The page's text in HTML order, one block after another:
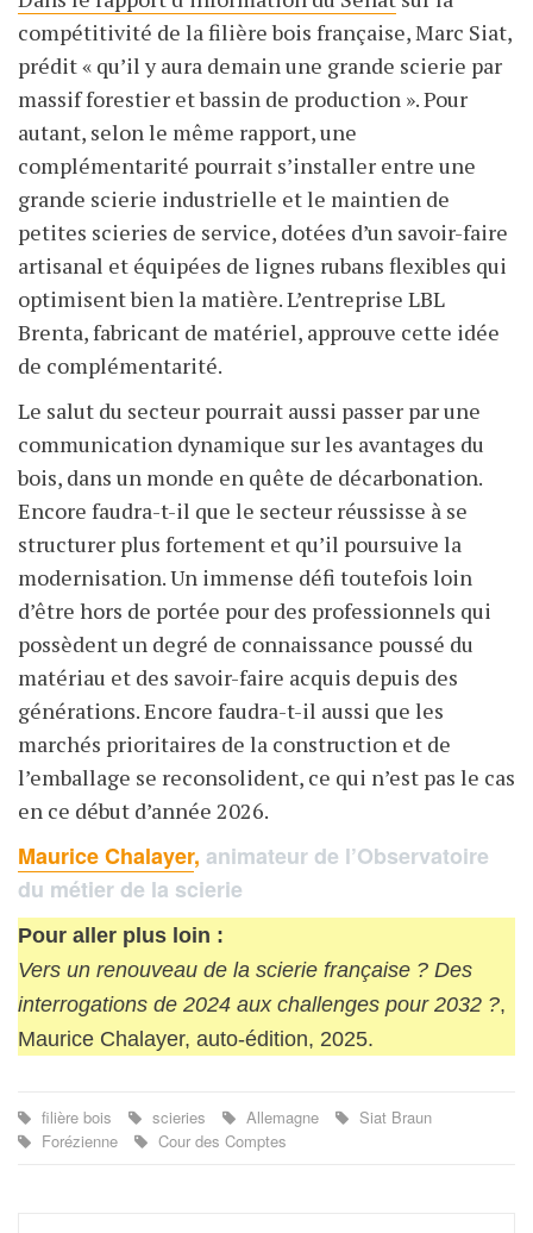
compétitivité de la filière bois française, Marc Siat,
prédit « qu’il y aura demain une grande scierie par
massif forestier et bassin de production ». Pour
autant, selon le même rapport, une
complémentarité pourrait s’installer entre une
grande scierie industrielle et le maintien de
petites scieries de service, dotées d’un savoir-faire
artisanal et équipées de lignes rubans flexibles qui
optimisent bien la matière. L’entreprise LBL
Brenta, fabricant de matériel, approuve cette idée
de complémentarité.
Le salut du secteur pourrait aussi passer par une
communication dynamique sur les avantages du
bois, dans un monde en quête de décarbonation.
Encore faudra-t-il que le secteur réussisse à se
structurer plus fortement et qu’il poursuive la
modernisation. Un immense défi toutefois loin
d’être hors de portée pour des professionnels qui
possèdent un degré de connaissance poussé du
matériau et des savoir-faire acquis depuis des
générations. Encore faudra-t-il aussi que les
marchés prioritaires de la construction et de
l’emballage se reconsolident, ce qui n’est pas le cas
en ce début d’année 2026.
Maurice Chalayer, animateur de l’Observatoire
du métier de la scierie
Pour aller plus loin :
Vers un renouveau de la scierie française ? Des
interrogations de 2024 aux challenges pour 2032 ?,
Maurice Chalayer, auto-édition, 2025.
filière bois scieries Allemagne
Siat Braun
Forézienne
Cour des Comptes